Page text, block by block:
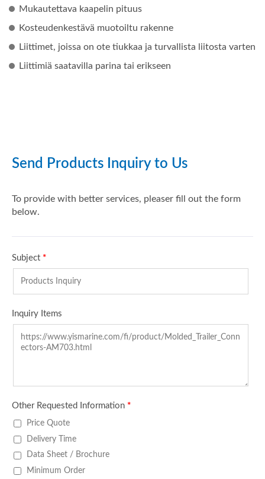
Mukautettava kaapelin pituus
Kosteudenkestävä muotoiltu rakenne
Liittimet, joissa on ote tiukkaa ja turvallista liitosta varten
Liittimiä saatavilla parina tai erikseen